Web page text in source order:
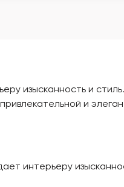
изысканность и
и
интерьеру